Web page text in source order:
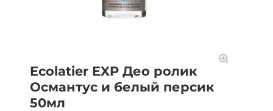
Ecolatier EXP Део ролик
Османтус и белый персик
50мл